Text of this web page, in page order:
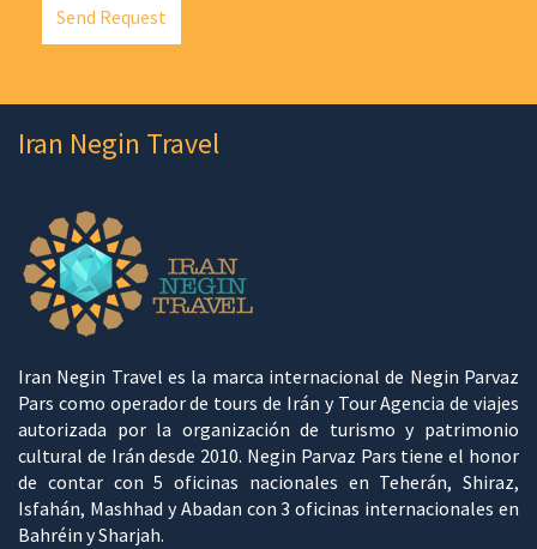
Send Request
Iran Negin Travel
Iran Negin Travel es la marca internacional de Negin Parvaz
Pars como operador de tours de Irán y Tour Agencia de viajes
autorizada por la organización de turismo y patrimonio
cultural de Irán desde 2010. Negin Parvaz Pars tiene el honor
de contar con 5 oficinas nacionales en Teherán, Shiraz,
Isfahán, Mashhad y Abadan con 3 oficinas internacionales en
Bahréin y Sharjah.